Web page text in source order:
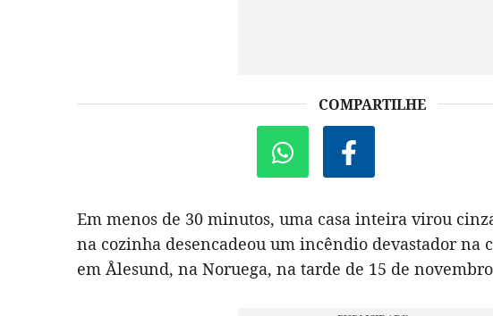
COMPARTILHE
Em menos de 30 minutos, uma casa inteira virou
na cozinha desencadeou um incêndio devastador na
em Ålesund, na Noruega, na tarde de 15 de